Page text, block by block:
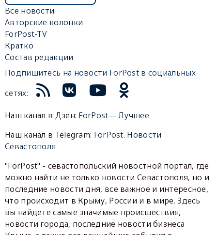
Все новости
Авторские колонки
ForPost-TV
Кратко
Состав редакции
Подпишитесь на новости ForPost в социальных
сетях:
Наш канал в Дзен: ForPost— Лучшее
Наш канал в Telegram: ForPost. Новости
Севастополя
"ForPost" - севастопольский новостной портал, где
можно найти не только новости Севастополя, но и
последние новости дня, все важное и интересное,
что происходит в Крыму, России и в мире. Здесь
вы найдете самые значимые происшествия,
новости города, последние новости бизнеса